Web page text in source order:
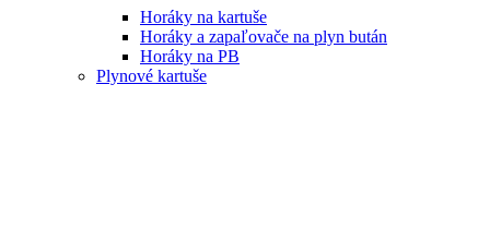
Horáky na kartuše
Horáky a zapaľovače na plyn bután
Horáky na PB
Plynové kartuše